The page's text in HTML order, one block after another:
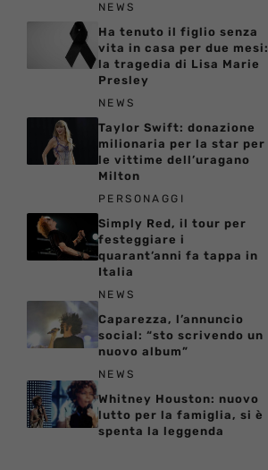
NEWS
Ha tenuto il figlio senza
vita in casa per due mesi:
la tragedia di Lisa Marie
Presley
NEWS
Taylor Swift: donazione
milionaria per la star per
le vittime dell’uragano
Milton
PERSONAGGI
Simply Red, il tour per
festeggiare i
quarant’anni fa tappa in
Italia
NEWS
Caparezza, l’annuncio
social: “sto scrivendo un
nuovo album”
NEWS
Whitney Houston: nuovo
lutto per la famiglia, si è
spenta la leggenda